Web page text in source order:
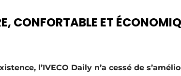
CONFORTABLE ET
l’IVECO Daily n’a cessé de